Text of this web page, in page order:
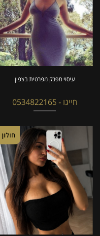
עיסוי מפנק מפרטית בצפון
חייגו - 0534822165
חולון